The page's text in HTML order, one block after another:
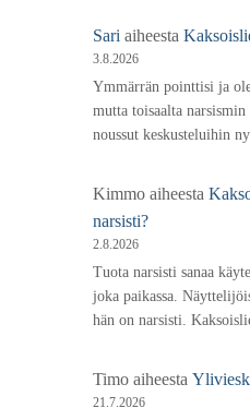
Sari aiheesta
3.8.2026
Ymmärrän pointtisi ja
mutta toisaalta
noussut keskusteluihin
Kimmo aiheesta
narsisti?
2.8.2026
Tuota narsisti sanaa
joka paikassa.
hän on narsisti.
Timo aiheesta
21.7.2026